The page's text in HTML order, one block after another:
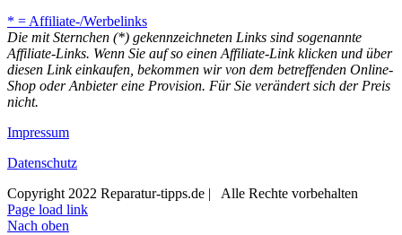
* = Affiliate-/Werbelinks
Die mit Sternchen (*) gekennzeichneten Links sind sogenannte
Affiliate-Links. Wenn Sie auf so einen Affiliate-Link klicken und über
diesen Link einkaufen, bekommen wir von dem betreffenden Online-
Shop oder Anbieter eine Provision. Für Sie verändert sich der Preis
nicht.
Impressum
Datenschutz
Copyright 2022 Reparatur-tipps.de | Alle Rechte vorbehalten
Page load link
Nach oben